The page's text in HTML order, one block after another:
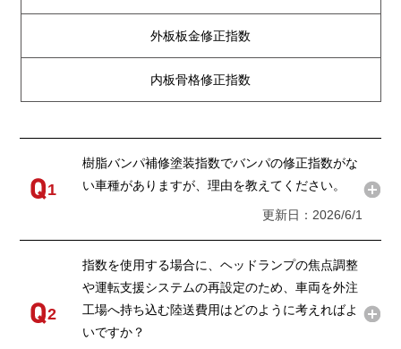
外板板金修正指数
内板骨格修正指数
1
樹脂バンパ補修塗装指数でバンパの修正指数がな
い車種がありますが、理由を教えてください。
更新日：2026/6/1
2
指数を使用する場合に、ヘッドランプの焦点調整
や運転支援システムの再設定のため、車両を外注
工場へ持ち込む陸送費用はどのように考えればよ
いですか？